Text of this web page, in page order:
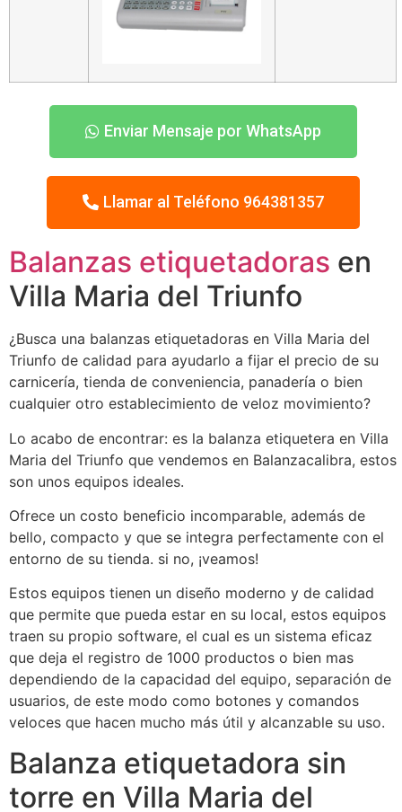
Enviar Mensaje por WhatsApp
Llamar al Teléfono 964381357
Balanzas etiquetadoras en
Villa Maria del Triunfo
¿Busca una balanzas etiquetadoras en Villa Maria del
Triunfo de calidad para ayudarlo a fijar el precio de su
carnicería, tienda de conveniencia, panadería o bien
cualquier otro establecimiento de veloz movimiento?
Lo acabo de encontrar: es la balanza etiquetera en Villa
Maria del Triunfo que vendemos en Balanzacalibra, estos
son unos equipos ideales.
Ofrece un costo beneficio incomparable, además de
bello, compacto y que se integra perfectamente con el
entorno de su tienda. si no, ¡veamos!
Estos equipos tienen un diseño moderno y de calidad
que permite que pueda estar en su local, estos equipos
traen su propio software, el cual es un sistema eficaz
que deja el registro de 1000 productos o bien mas
dependiendo de la capacidad del equipo, separación de
usuarios, de este modo como botones y comandos
veloces que hacen mucho más útil y alcanzable su uso.
Balanza etiquetadora sin
torre en Villa Maria del